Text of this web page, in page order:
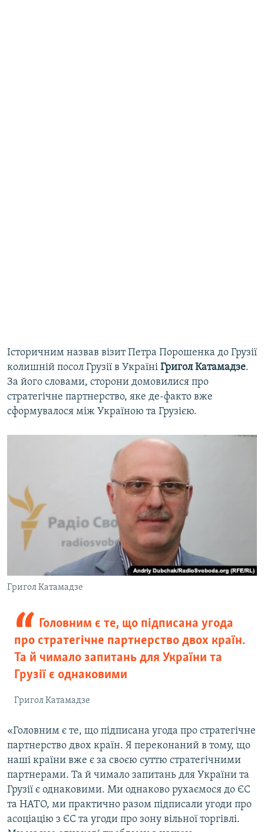
Історичним назвав візит Петра Порошенка до Грузії
колишній посол Грузії в Україні Григол Катамадзе.
За його словами, сторони домовилися про
стратегічне партнерство, яке де-факто вже
сформувалося між Україною та Грузією.
Григол Катамадзе
Головним є те, що підписана угода
про стратегічне партнерство двох країн.
Та й чимало запитань для України та
Грузії є однаковими
Григол Катамадзе
«Головним є те, що підписана угода про стратегічне
партнерство двох країн. Я переконаний в тому, що
наші країни вже є за своєю суттю стратегічними
партнерами. Та й чимало запитань для України та
Грузії є однаковими. Ми однаково рухаємося до ЄС
та НАТО, ми практично разом підписали угоди про
асоціацію з ЄС та угоди про зону вільної торгівлі.